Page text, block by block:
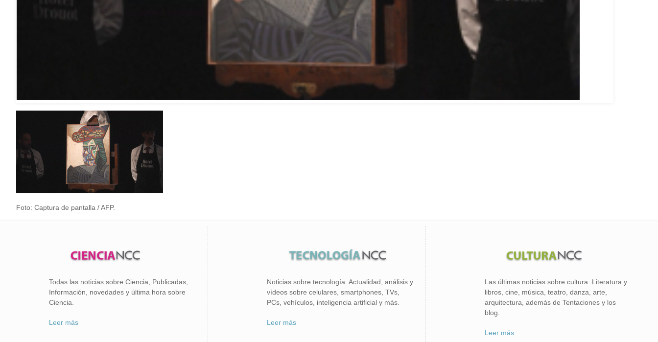
Foto: Captura de pantalla / AFP.
Todas las noticias sobre Ciencia, Publicadas,
Información, novedades y última hora sobre
Ciencia.
Leer más
Noticias sobre tecnología. Actualidad, análisis y
vídeos sobre celulares, smartphones, TVs,
PCs, vehículos, inteligencia artificial y más.
Leer más
Las últimas noticias sobre cultura. Literatura y
libros, cine, música, teatro, danza, arte,
arquitectura, además de Tentaciones y los
blog.
Leer más